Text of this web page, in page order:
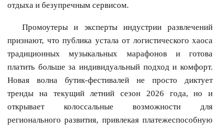
отдыха и безупречным сервисом.
Промоутеры и эксперты индустрии развлечений
признают, что публика устала от логистического хаоса
традиционных музыкальных марафонов и готова
платить больше за индивидуальный подход и комфорт.
Новая волна бутик-фестивалей не просто диктует
тренды на текущий летний сезон 2026 года, но и
открывает колоссальные возможности для
регионального развития, привлекая платежеспособную